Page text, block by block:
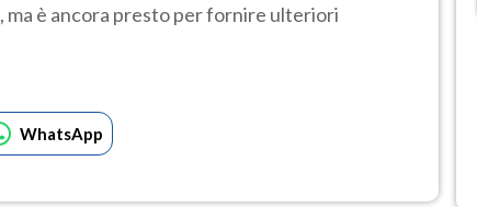
, ma è ancora presto per fornire ulteriori
WhatsApp